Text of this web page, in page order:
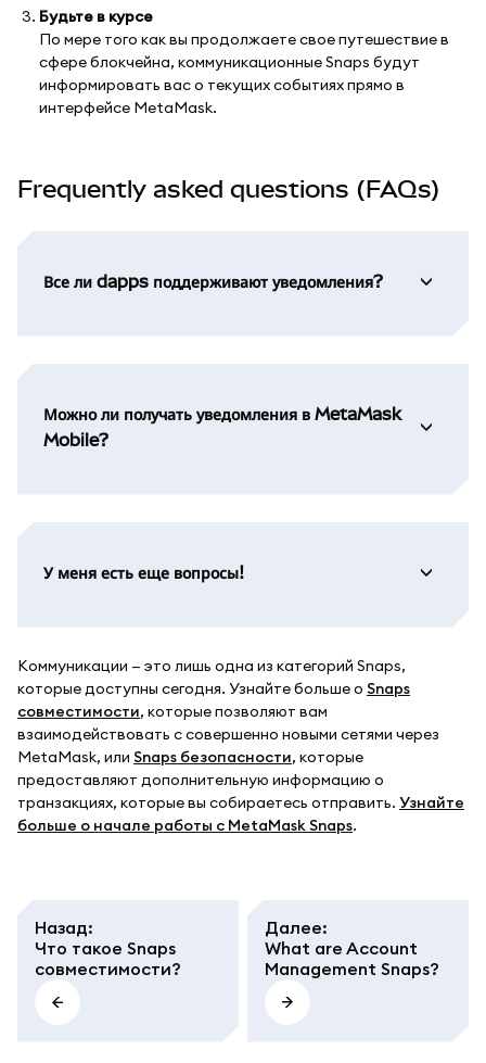
Будьте в курсе
По мере того как вы продолжаете свое путешествие в
сфере блокчейна, коммуникационные Snaps будут
информировать вас о текущих событиях прямо в
интерфейсе MetaMask.
Frequently asked questions (FAQs)
Все ли dapps поддерживают уведомления?
Можно ли получать уведомления в MetaMask
Mobile?
У меня есть еще вопросы!
Коммуникации — это лишь одна из категорий Snaps,
которые доступны сегодня. Узнайте больше о Snaps
совместимости, которые позволяют вам
взаимодействовать с совершенно новыми сетями через
MetaMask, или Snaps безопасности, которые
предоставляют дополнительную информацию о
транзакциях, которые вы собираетесь отправить. Узнайте
больше о начале работы с MetaMask Snaps.
Назад:
Что такое Snaps
совместимости?
Далее:
What are Account
Management Snaps?